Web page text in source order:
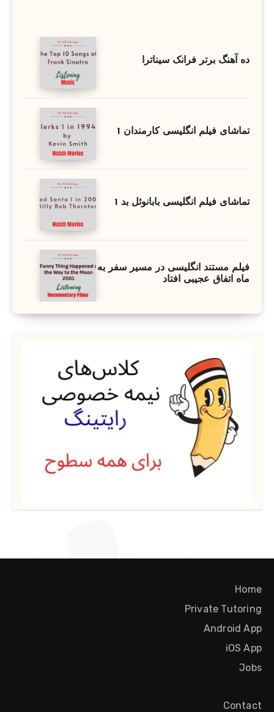
ده آهنگ برتر فرانک سیناترا
تماشای فیلم انگلیسی کارمندان 1
تماشای فیلم انگلیسی بابانوئل بد 1
فیلم مستند انگلیسی در مسیر سفر به
ماه اتفاق عجیبی افتاد
Home
Private Tutoring
Android App
iOS App
Jobs
Contact